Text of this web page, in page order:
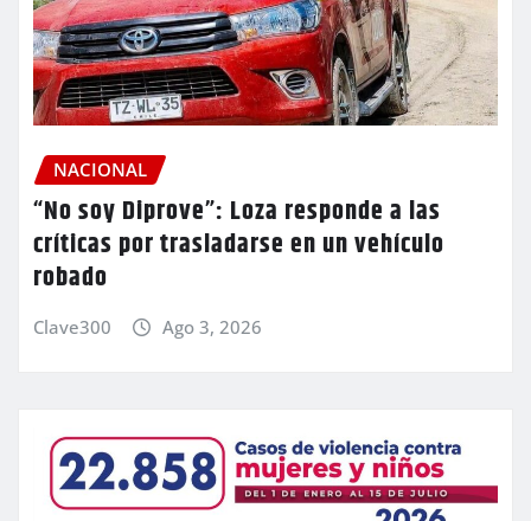
NACIONAL
“No soy Diprove”: Loza responde a las
críticas por trasladarse en un vehículo
robado
Clave300 Ago 3, 2026